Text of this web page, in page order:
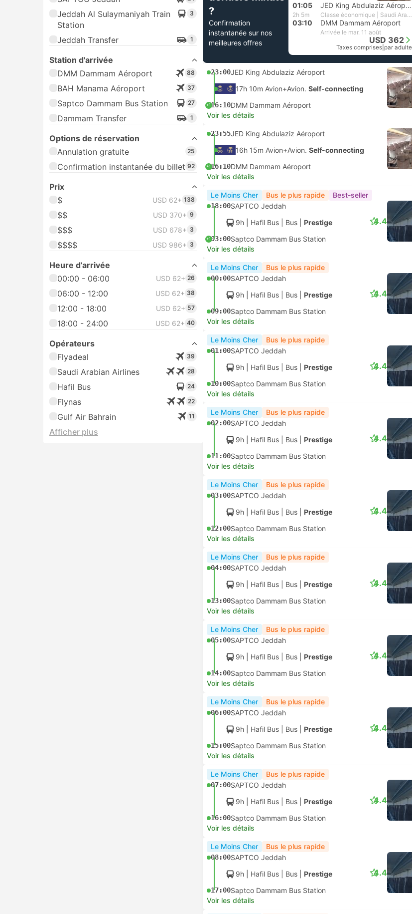
Jeddah Al Sulaymaniyah Train
Station
3
Jeddah Transfer 1
Station d'arrivée
DMM Dammam Aéroport
88
BAH Manama Aéroport 37
Saptco Dammam Bus Station 27
Dammam Transfer 1
Options de réservation
Annulation gratuite
25
Confirmation instantanée du billet 92
Prix
$
USD 62+ 138
$$ USD 370+ 9
$$$ USD 678+ 3
$$$$ USD 986+ 3
Heure d’arrivée
00:00 - 06:00
USD 62+ 26
06:00 - 12:00 USD 62+ 38
12:00 - 18:00 USD 62+ 57
18:00 - 24:00 USD 62+ 40
Opérateurs
Flyadeal
39
Saudi Arabian Airlines 28
Hafil Bus 24
Flynas 22
Gulf Air Bahrain 11
Afficher plus
?
Confirmation
instantanée sur nos
meilleures offres
01:05 JED King Abdulaziz Aéroport
2h 5m Classe économique | Saudi Arabian Airlines
03:10 DMM Dammam Aéroport
Arrivée le mar. 11 août
USD 362
Taxes comprises par adulte
23:00JED King Abdulaziz Aéroport
17h 10m Avion+Avion. Self-connecting
+116:10DMM Dammam Aéroport
Voir les détails
23:55JED King Abdulaziz Aéroport
16h 15m Avion+Avion. Self-connecting
+116:10DMM Dammam Aéroport
Voir les détails
Le Moins Cher Bus le plus rapide Best-seller
18:00SAPTCO Jeddah
9h | Hafil Bus Bus Prestige
+103:00Saptco Dammam Bus Station
4.4
Voir les détails
Le Moins Cher Bus le plus rapide
00:00SAPTCO Jeddah
9h | Hafil Bus Bus Prestige
09:00Saptco Dammam Bus Station
4.4
Voir les détails
Le Moins Cher Bus le plus rapide
01:00SAPTCO Jeddah
9h | Hafil Bus Bus Prestige
10:00Saptco Dammam Bus Station
4.4
Voir les détails
Le Moins Cher Bus le plus rapide
02:00SAPTCO Jeddah
9h | Hafil Bus Bus Prestige
11:00Saptco Dammam Bus Station
4.4
Voir les détails
Le Moins Cher Bus le plus rapide
03:00SAPTCO Jeddah
9h | Hafil Bus Bus Prestige
12:00Saptco Dammam Bus Station
4.4
Voir les détails
Le Moins Cher Bus le plus rapide
04:00SAPTCO Jeddah
9h | Hafil Bus Bus Prestige
13:00Saptco Dammam Bus Station
4.4
Voir les détails
Le Moins Cher Bus le plus rapide
05:00SAPTCO Jeddah
9h | Hafil Bus Bus Prestige
14:00Saptco Dammam Bus Station
4.4
Voir les détails
Le Moins Cher Bus le plus rapide
06:00SAPTCO Jeddah
9h | Hafil Bus Bus Prestige
15:00Saptco Dammam Bus Station
4.4
Voir les détails
Le Moins Cher Bus le plus rapide
07:00SAPTCO Jeddah
9h | Hafil Bus Bus Prestige
16:00Saptco Dammam Bus Station
4.4
Voir les détails
Le Moins Cher Bus le plus rapide
08:00SAPTCO Jeddah
9h | Hafil Bus Bus Prestige
17:00Saptco Dammam Bus Station
4.4
Voir les détails